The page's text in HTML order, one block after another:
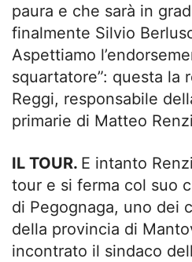
paura e che sarà in
finalmente Silvio
Aspettiamo
squartatore”: questa la
Reggi, responsabile
primarie di Matteo
IL TOUR. E intanto
tour e si ferma col suo
di Pegognaga, uno dei
della provincia di
incontrato il sindaco